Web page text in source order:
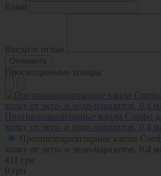
Email
Введите отзыв
Отправить
Просмотренные товары
Противопаразитарные капли Combo
холку от экто- и эндо-паразитов, 0,4
Противопаразитарные капли
холку от экто- и эндо-паразитов, 0,4
411
грн
0 грн